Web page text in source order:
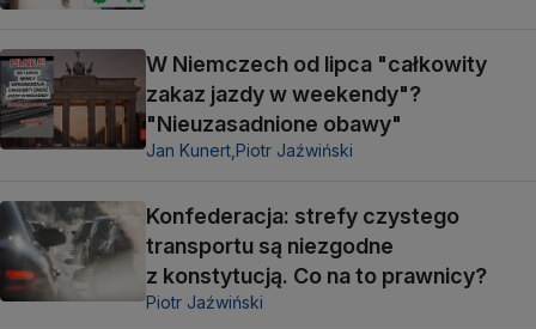
W Niemczech od lipca "całkowity
zakaz jazdy w weekendy"?
"Nieuzasadnione obawy"
Jan Kunert, Piotr Jaźwiński
Konfederacja: strefy czystego
transportu są niezgodne
z konstytucją. Co na to prawnicy?
Piotr Jaźwiński